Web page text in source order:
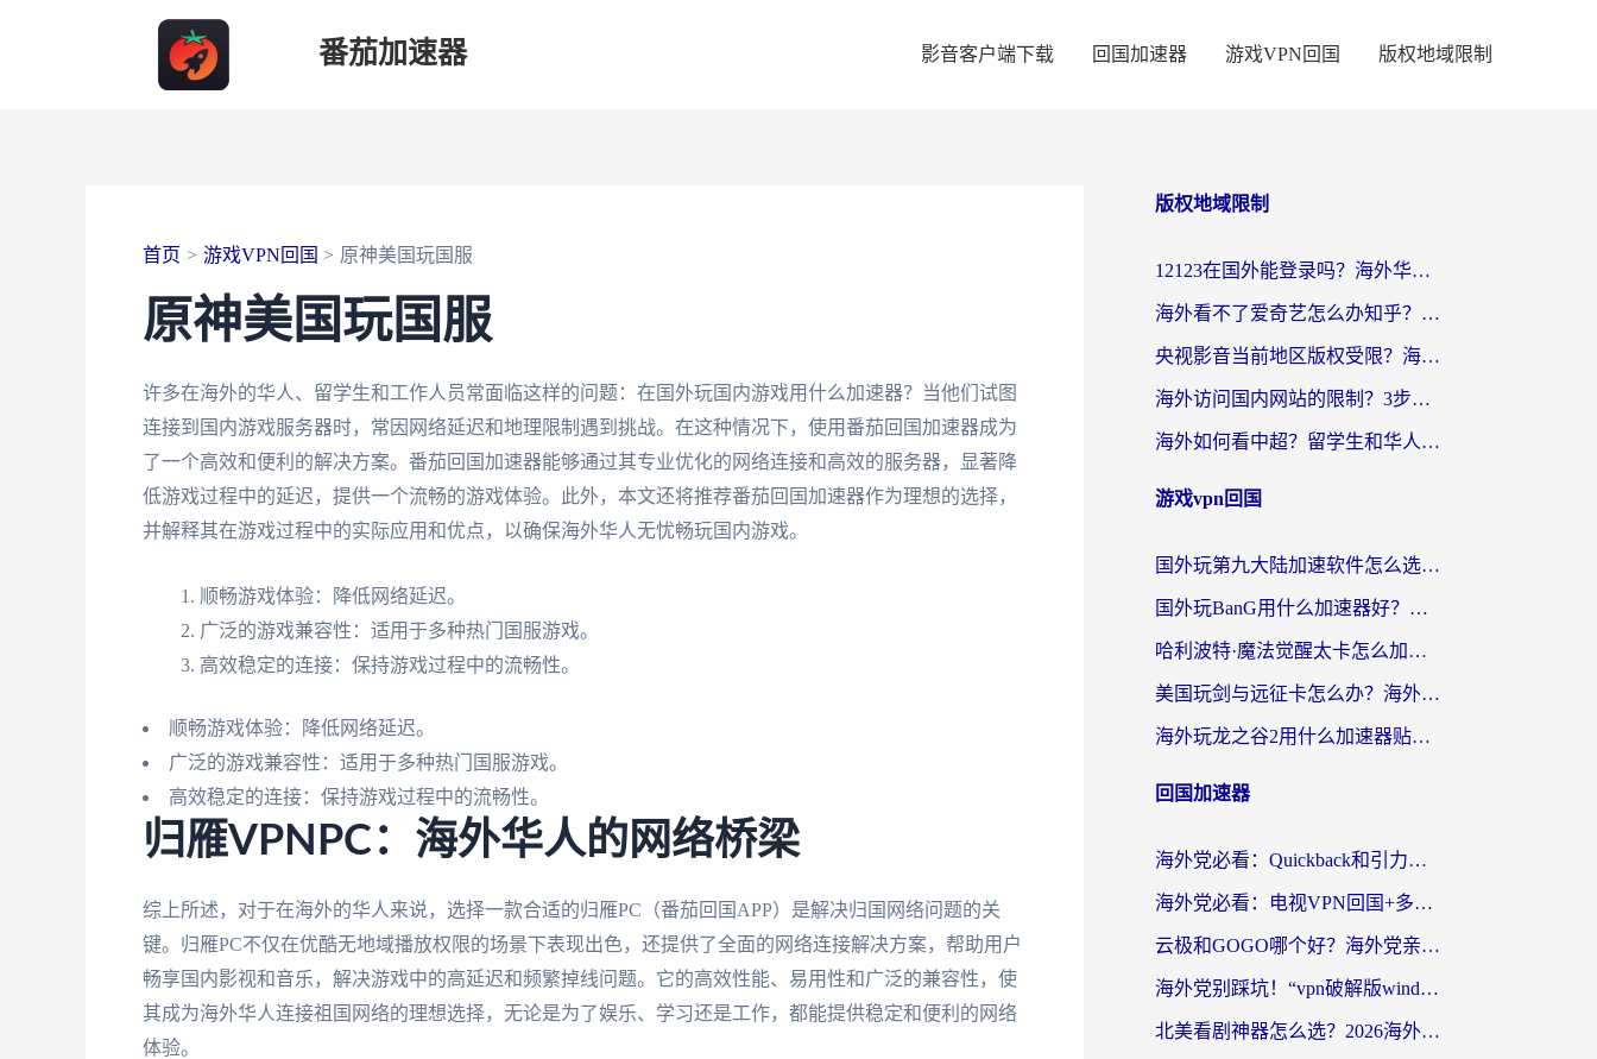
番茄加速器 影音客户端下载 回国加速器 游戏VPN回国 版权地域限制
首页 游戏VPN回国 原神美国玩国服
原神美国玩国服
许多在海外的华人、留学生和工作人员常面临这样的问题：在国外玩国内游戏用什么加速器？当他们试图
连接到国内游戏服务器时，常因网络延迟和地理限制遇到挑战。在这种情况下，使用番茄回国加速器成为
了一个高效和便利的解决方案。番茄回国加速器能够通过其专业优化的网络连接和高效的服务器，显著降
低游戏过程中的延迟，提供一个流畅的游戏体验。此外，本文还将推荐番茄回国加速器作为理想的选择，
并解释其在游戏过程中的实际应用和优点，以确保海外华人无忧畅玩国内游戏。
顺畅游戏体验：降低网络延迟。
广泛的游戏兼容性：适用于多种热门国服游戏。
高效稳定的连接：保持游戏过程中的流畅性。
顺畅游戏体验：降低网络延迟。
广泛的游戏兼容性：适用于多种热门国服游戏。
高效稳定的连接：保持游戏过程中的流畅性。
归雁VPNPC：海外华人的网络桥梁
综上所述，对于在海外的华人来说，选择一款合适的归雁PC（番茄回国APP）是解决归国网络问题的关
键。归雁PC不仅在优酷无地域播放权限的场景下表现出色，还提供了全面的网络连接解决方案，帮助用户
畅享国内影视和音乐，解决游戏中的高延迟和频繁掉线问题。它的高效性能、易用性和广泛的兼容性，使
其成为海外华人连接祖国网络的理想选择，无论是为了娱乐、学习还是工作，都能提供稳定和便利的网络
体验。
版权地域限制
12123在国外能登录吗？海外华人亲测有效的回国加速器选择指南
海外看不了爱奇艺怎么办知乎？留学生亲测有效的回国加速方案
央视影音当前地区版权受限？海外党看国内剧、追电视台的终极解决方案
海外访问国内网站的限制？3步教你无缝解锁国内资源（附实测最优工具）
海外如何看中超？留学生和华人的体育赛事观看终极指南（附欧洲杯奥运会观看技巧）
游戏vpn回国
国外玩第九大陆加速软件怎么选？2026终极指南帮你告别延迟卡顿
国外玩BanG用什么加速器好？海外玩家亲测的国服游戏加速终极方案
哈利波特·魔法觉醒太卡怎么加速？海外党亲测有效的国服游戏加速指南
美国玩剑与远征卡怎么办？海外党亲测有效的国服游戏加速指南
海外玩龙之谷2用什么加速器贴吧？老玩家实测推荐，附新加坡猎魂觉醒国外剑与远征加速攻略
回国加速器
海外党必看：Quickback和引力好用吗？3分钟搞懂回国加速器怎么选
海外党必看：电视VPN回国+多设备无缝访问国内资源的实用指南
云极和GOGO哪个好？海外党亲测回国加速器选择指南（附iOS免费&Windows VPN实用技巧）
海外党别踩坑！“vpn破解版windows”真的能用？教你选对回国加速器无缝刷国内资源
北美看剧神器怎么选？2026海外华人无缝访问国内资源全攻略